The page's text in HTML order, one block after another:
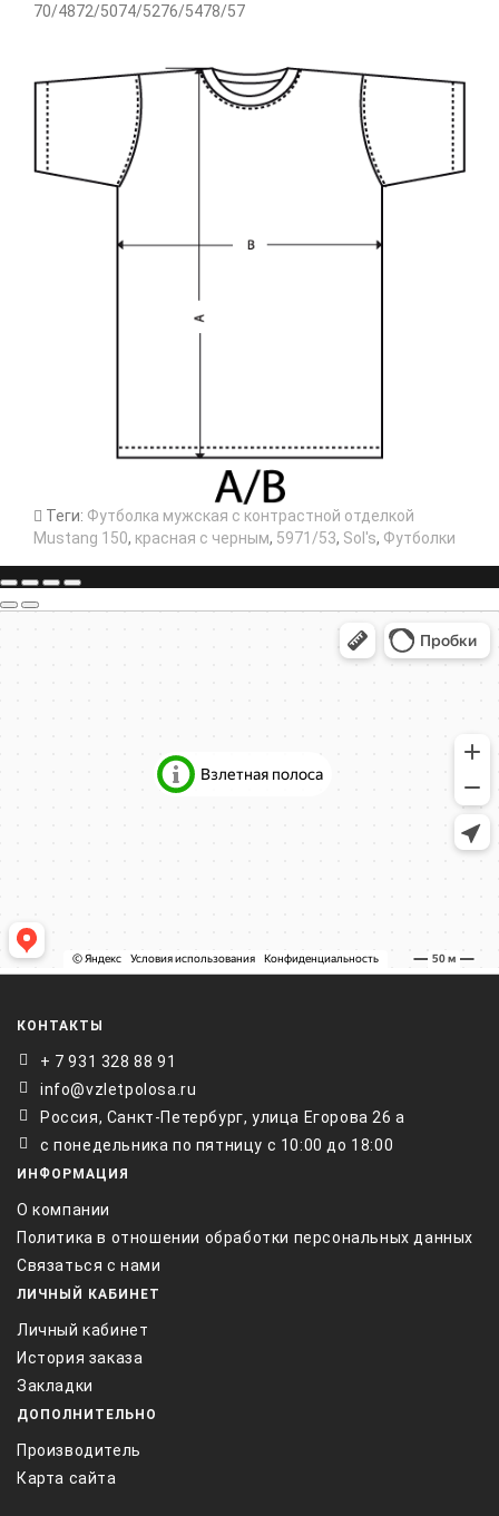
70/4872/5074/5276/5478/57
Теги: Футболка мужская с контрастной отделкой
Mustang 150, красная с черным, 5971/53, Sol's, Футболки
КОНТАКТЫ
+ 7 931 328 88 91
info@vzletpolosa.ru
Россия, Санкт-Петербург, улица Егорова 26 а
с понедельника по пятницу с 10:00 до 18:00
ИНФОРМАЦИЯ
О компании
Политика в отношении обработки персональных данных
Связаться с нами
ЛИЧНЫЙ КАБИНЕТ
Личный кабинет
История заказа
Закладки
ДОПОЛНИТЕЛЬНО
Производитель
Карта сайта